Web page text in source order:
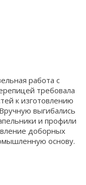
работа с
требовала
к изготовлению
выгибались
и профили
доборных
основу.